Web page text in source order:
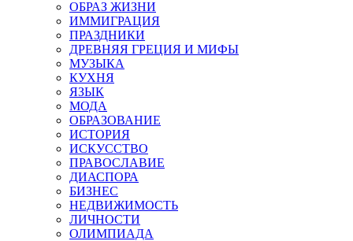
ОБРАЗ ЖИЗНИ
ИММИГРАЦИЯ
ПРАЗДНИКИ
ДРЕВНЯЯ ГРЕЦИЯ И МИФЫ
МУЗЫКА
КУХНЯ
ЯЗЫК
МОДА
ОБРАЗОВАНИЕ
ИСТОРИЯ
ИСКУССТВО
ПРАВОСЛАВИЕ
ДИАСПОРА
БИЗНЕС
НЕДВИЖИМОСТЬ
ЛИЧНОСТИ
ОЛИМПИАДА